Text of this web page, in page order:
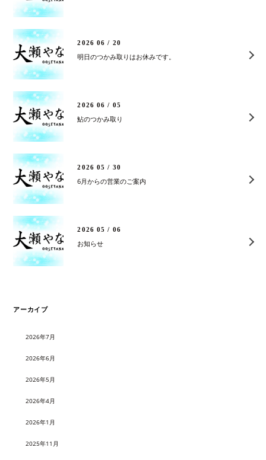
2026 06 / 20
明日のつかみ取りはお休みです。
2026 06 / 05
鮎のつかみ取り
2026 05 / 30
6月からの営業のご案内
2026 05 / 06
お知らせ
アーカイブ
2026年7月
2026年6月
2026年5月
2026年4月
2026年1月
2025年11月